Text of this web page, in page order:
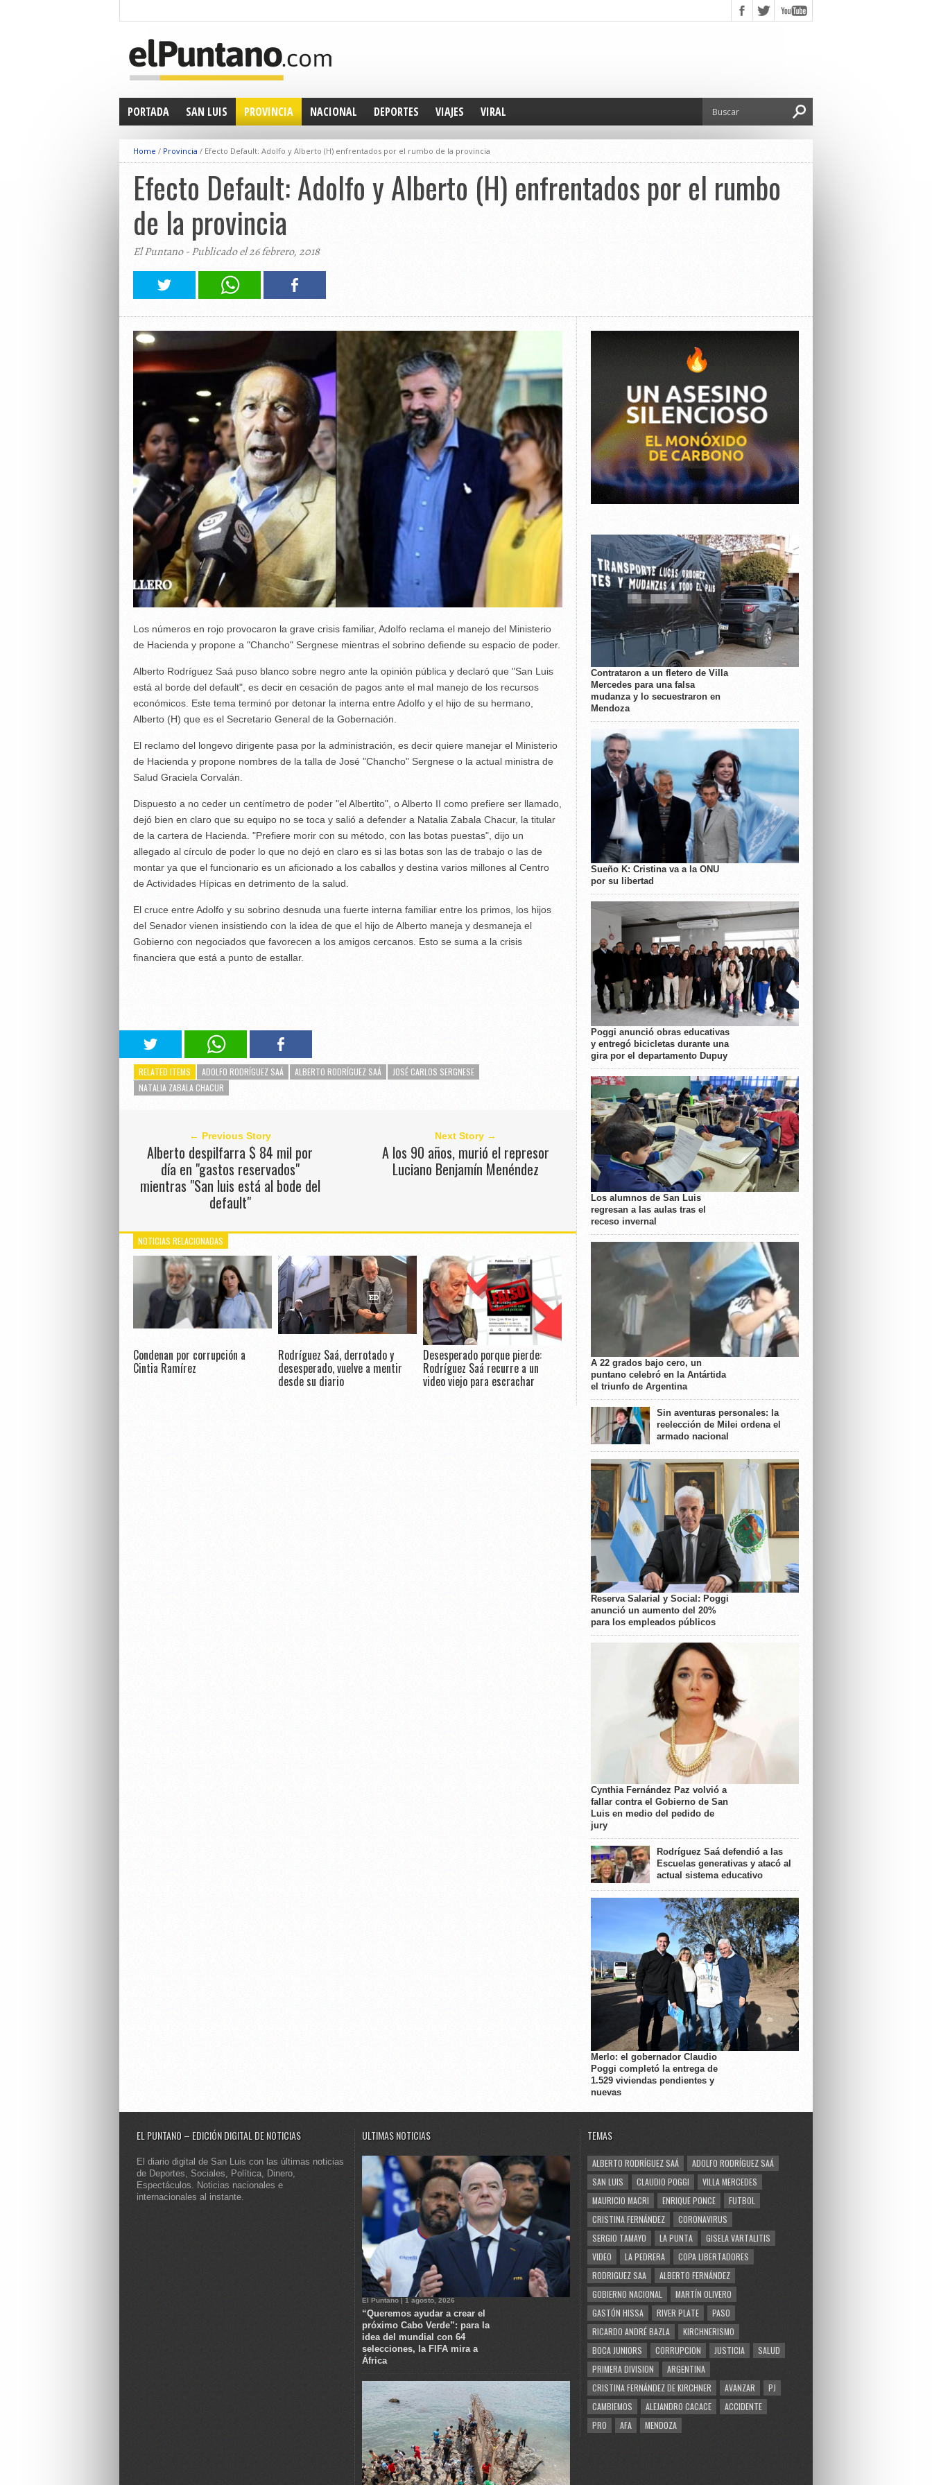
PORTADA SAN LUIS PROVINCIA NACIONAL DEPORTES VIAJES VIRAL
Home / Provincia / Efecto Default: Adolfo y Alberto (H) enfrentados por el rumbo de la provincia
Efecto Default: Adolfo y Alberto (H) enfrentados por el rumbo
de la provincia
El Puntano - Publicado el 26 febrero, 2018
Los números en rojo provocaron la grave crisis familiar, Adolfo reclama el manejo del Ministerio
de Hacienda y propone a "Chancho" Sergnese mientras el sobrino defiende su espacio de poder.
Alberto Rodríguez Saá puso blanco sobre negro ante la opinión pública y declaró que "San Luis
está al borde del default", es decir en cesación de pagos ante el mal manejo de los recursos
económicos. Este tema terminó por detonar la interna entre Adolfo y el hijo de su hermano,
Alberto (H) que es el Secretario General de la Gobernación.
El reclamo del longevo dirigente pasa por la administración, es decir quiere manejar el Ministerio
de Hacienda y propone nombres de la talla de José "Chancho" Sergnese o la actual ministra de
Salud Graciela Corvalán.
Dispuesto a no ceder un centímetro de poder "el Albertito", o Alberto II como prefiere ser llamado,
dejó bien en claro que su equipo no se toca y salió a defender a Natalia Zabala Chacur, la titular
de la cartera de Hacienda. "Prefiere morir con su método, con las botas puestas", dijo un
allegado al círculo de poder lo que no dejó en claro es si las botas son las de trabajo o las de
montar ya que el funcionario es un aficionado a los caballos y destina varios millones al Centro
de Actividades Hípicas en detrimento de la salud.
El cruce entre Adolfo y su sobrino desnuda una fuerte interna familiar entre los primos, los hijos
del Senador vienen insistiendo con la idea de que el hijo de Alberto maneja y desmaneja el
Gobierno con negociados que favorecen a los amigos cercanos. Esto se suma a la crisis
financiera que está a punto de estallar.
RELATED ITEMS ADOLFO RODRÍGUEZ SAÁ ALBERTO RODRÍGUEZ SAÁ
JOSÉ CARLOS SERGNESE
NATALIA ZABALA CHACUR
← Previous Story
Alberto despilfarra $ 84 mil por
día en "gastos reservados"
mientras "San luis está al bode del
default"
Next Story →
A los 90 años, murió el represor
Luciano Benjamín Menéndez
NOTICIAS RELACIONADAS
Condenan por corrupción a
Cintia Ramírez
Rodríguez Saá, derrotado y
desesperado, vuelve a mentir
desde su diario
Desesperado porque pierde:
Rodríguez Saá recurre a un
video viejo para escrachar
Contrataron a un fletero de Villa
Mercedes para una falsa
mudanza y lo secuestraron en
Mendoza
Sueño K: Cristina va a la ONU
por su libertad
Poggi anunció obras educativas
y entregó bicicletas durante una
gira por el departamento Dupuy
Los alumnos de San Luis
regresan a las aulas tras el
receso invernal
A 22 grados bajo cero, un
puntano celebró en la Antártida
el triunfo de Argentina
Sin aventuras personales: la
reelección de Milei ordena el
armado nacional
Reserva Salarial y Social: Poggi
anunció un aumento del 20%
para los empleados públicos
Cynthia Fernández Paz volvió a
fallar contra el Gobierno de San
Luis en medio del pedido de
jury
Rodríguez Saá defendió a las
Escuelas generativas y atacó al
actual sistema educativo
Merlo: el gobernador Claudio
Poggi completó la entrega de
1.529 viviendas pendientes y
nuevas
EL PUNTANO – EDICIÓN DIGITAL DE NOTICIAS
El diario digital de San Luis con las últimas noticias
de Deportes, Sociales, Política, Dinero,
Espectáculos. Noticias nacionales e
internacionales al instante.
ULTIMAS NOTICIAS
El Puntano | 1 agosto, 2026
“Queremos ayudar a crear el
próximo Cabo Verde”: para la
idea del mundial con 64
selecciones, la FIFA mira a
África
TEMAS
ALBERTO RODRÍGUEZ SAÁ
ADOLFO RODRÍGUEZ SAÁ
SAN LUIS
CLAUDIO POGGI
VILLA MERCEDES
MAURICIO MACRI
ENRIQUE PONCE
FUTBOL
CRISTINA FERNÁNDEZ
CORONAVIRUS
SERGIO TAMAYO
LA PUNTA
GISELA VARTALITIS
VIDEO
LA PEDRERA
COPA LIBERTADORES
RODRIGUEZ SAA
ALBERTO FERNÁNDEZ
GOBIERNO NACIONAL
MARTÍN OLIVERO
GASTÓN HISSA
RIVER PLATE
PASO
RICARDO ANDRÉ BAZLA
KIRCHNERISMO
BOCA JUNIORS
CORRUPCION JUSTICIA
SALUD
PRIMERA DIVISION
ARGENTINA
CRISTINA FERNÁNDEZ DE KIRCHNER
AVANZAR
PJ
CAMBIEMOS
ALEJANDRO CACACE
ACCIDENTE
PRO
AFA MENDOZA